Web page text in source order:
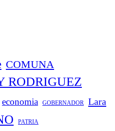
COMUNA
RODRIGUEZ
economia GOBERNADOR Lara
PATRIA